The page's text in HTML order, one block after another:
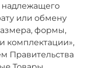
надлежащего
или обмену
формы,
комплектации»,
Правительства